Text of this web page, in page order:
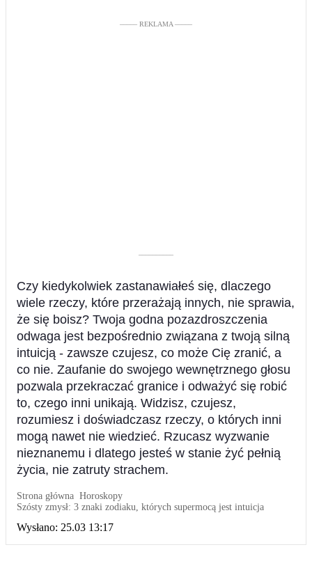
––––– REKLAMA –––––
––––––––––
Czy kiedykolwiek zastanawiałeś się, dlaczego
wiele rzeczy, które przerażają innych, nie sprawia,
że się boisz? Twoja godna pozazdroszczenia
odwaga jest bezpośrednio związana z twoją silną
intuicją - zawsze czujesz, co może Cię zranić, a
co nie. Zaufanie do swojego wewnętrznego głosu
pozwala przekraczać granice i odważyć się robić
to, czego inni unikają. Widzisz, czujesz,
rozumiesz i doświadczasz rzeczy, o których inni
mogą nawet nie wiedzieć. Rzucasz wyzwanie
nieznanemu i dlatego jesteś w stanie żyć pełnią
życia, nie zatruty strachem.
Strona główna Horoskopy
Szósty zmysł: 3 znaki zodiaku, których supermocą jest intuicja
Wysłano: 25.03 13:17